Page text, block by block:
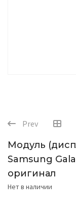
Prev
Модуль
Samsung
оригинал
Нет в наличии